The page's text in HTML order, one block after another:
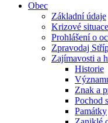
Obec
Základní údaje
Krizové situace
Prohlášení o
Zpravodaj
Zajímavosti a
Historie
Znak a
Pochod
Památky